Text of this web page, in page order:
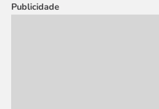
Publicidade